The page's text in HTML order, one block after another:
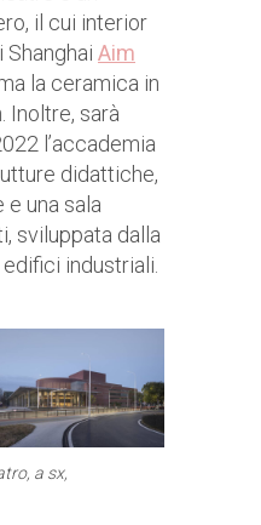
il cui interior
Aim
la ceramica in
Inoltre, sarà
l’accademia
didattiche,
una sala
sviluppata dalla
industriali.
a sx,